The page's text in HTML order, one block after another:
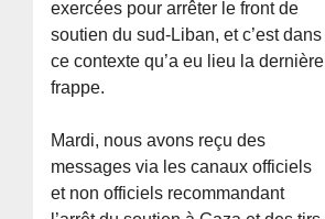
exercées pour arrêter le front de
soutien du sud-Liban, et c’est dans
ce contexte qu’a eu lieu la dernière
frappe.
Mardi, nous avons reçu des
messages via les canaux officiels
et non officiels recommandant